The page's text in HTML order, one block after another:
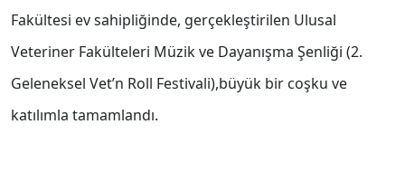
Fakültesi ev sahipliğinde, gerçekleştirilen Ulusal
Veteriner Fakülteleri Müzik ve Dayanışma Şenliği (2.
Geleneksel Vet’n Roll Festivali),büyük bir coşku ve
katılımla tamamlandı.